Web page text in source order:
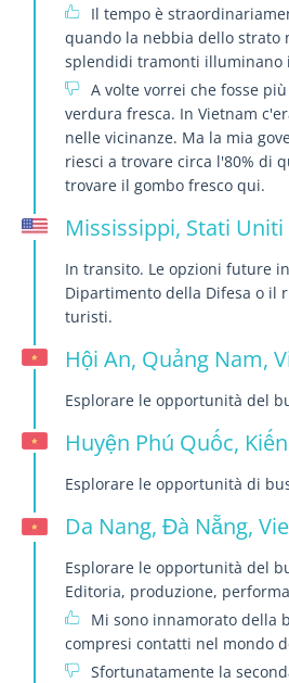
Il tempo è
quando la nebbia dello strato
splendidi tramonti illuminano
A volte vorrei che fosse
verdura fresca. In Vietnam
nelle vicinanze. Ma la mia
riesci a trovare circa l'80% di
trovare il gombo fresco qui.
Mississippi, Stati Uniti
In transito. Le opzioni future
Dipartimento della Difesa o il
turisti.
Hội An, Quảng Nam,
Esplorare le opportunità del
Huyện Phú Quốc,
Esplorare le opportunità di
Da Nang, Đà Nẵng,
Esplorare le opportunità del
Editoria, produzione,
Mi sono innamorato della
compresi contatti nel mondo
Sfortunatamente la